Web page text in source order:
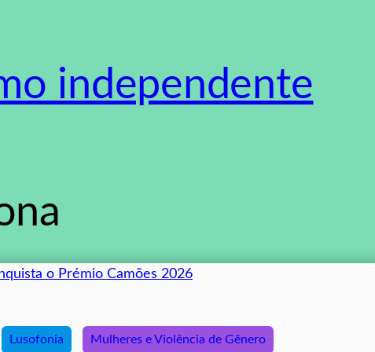
independente
Lusofonia Mulheres e Violência de Gênero